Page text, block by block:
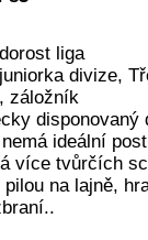
liga
divize,
záložník
disponovaný
ideální
více tvůrčích
na lajně,